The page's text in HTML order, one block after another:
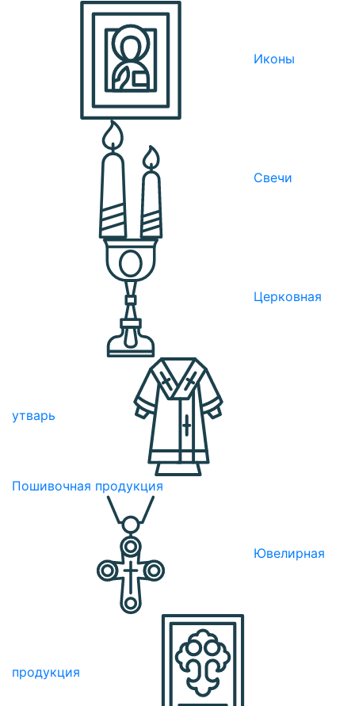
Иконы
Свечи
Церковная
утварь
Пошивочная продукция
Ювелирная
продукция